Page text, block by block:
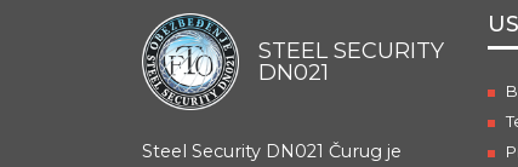
STEEL SECURITY
DN021
Steel Security DN021 Čurug je